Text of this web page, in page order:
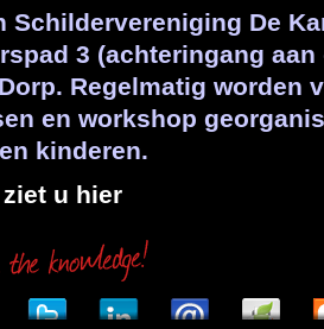
Schildervereniging De
3 (achteringang aan
Regelmatig worden
en workshop
kinderen.
u hier